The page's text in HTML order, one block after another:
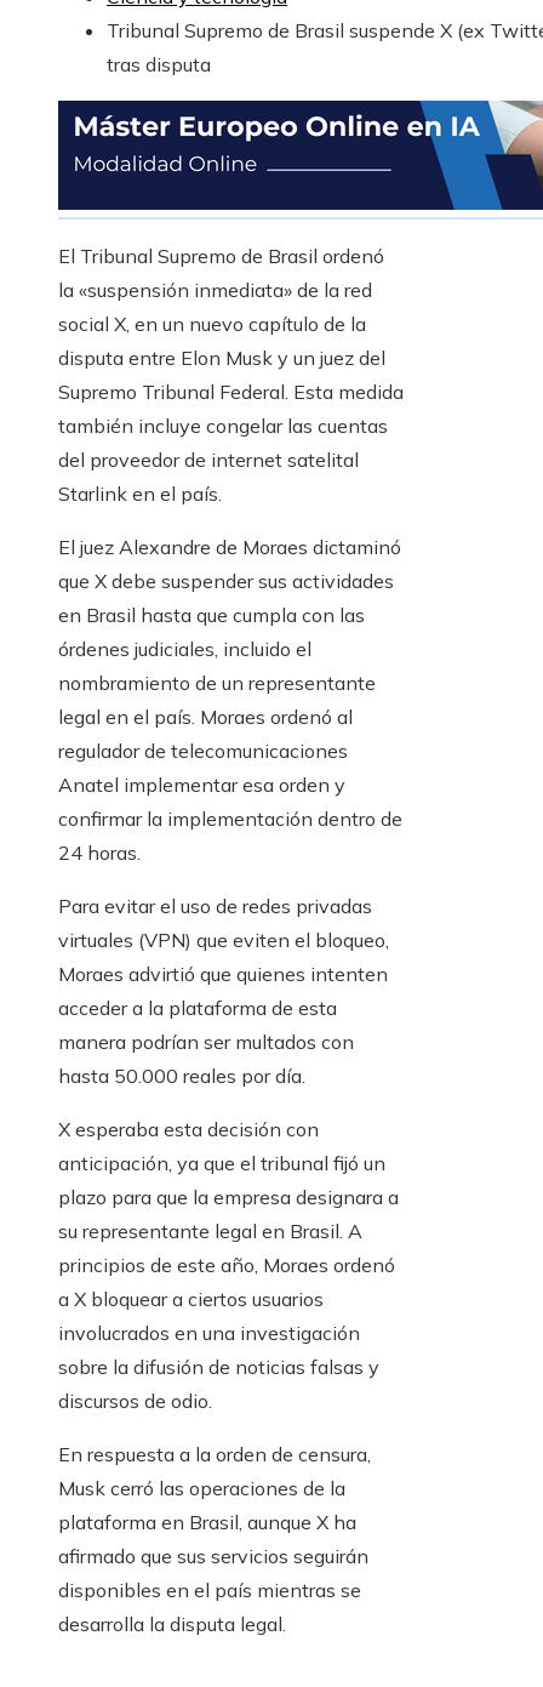
Tribunal Supremo de Brasil suspende X (ex
tras disputa
El Tribunal Supremo de Brasil ordenó
la «suspensión inmediata» de la red
social X, en un nuevo capítulo de la
disputa entre Elon Musk y un juez del
Supremo Tribunal Federal. Esta medida
también incluye congelar las cuentas
del proveedor de internet satelital
Starlink en el país.
El juez Alexandre de Moraes dictaminó
que X debe suspender sus actividades
en Brasil hasta que cumpla con las
órdenes judiciales, incluido el
nombramiento de un representante
legal en el país. Moraes ordenó al
regulador de telecomunicaciones
Anatel implementar esa orden y
confirmar la implementación dentro de
24 horas.
Para evitar el uso de redes privadas
virtuales (VPN) que eviten el bloqueo,
Moraes advirtió que quienes intenten
acceder a la plataforma de esta
manera podrían ser multados con
hasta 50.000 reales por día.
X esperaba esta decisión con
anticipación, ya que el tribunal fijó un
plazo para que la empresa designara a
su representante legal en Brasil. A
principios de este año, Moraes ordenó
a X bloquear a ciertos usuarios
involucrados en una investigación
sobre la difusión de noticias falsas y
discursos de odio.
En respuesta a la orden de censura,
Musk cerró las operaciones de la
plataforma en Brasil, aunque X ha
afirmado que sus servicios seguirán
disponibles en el país mientras se
desarrolla la disputa legal.